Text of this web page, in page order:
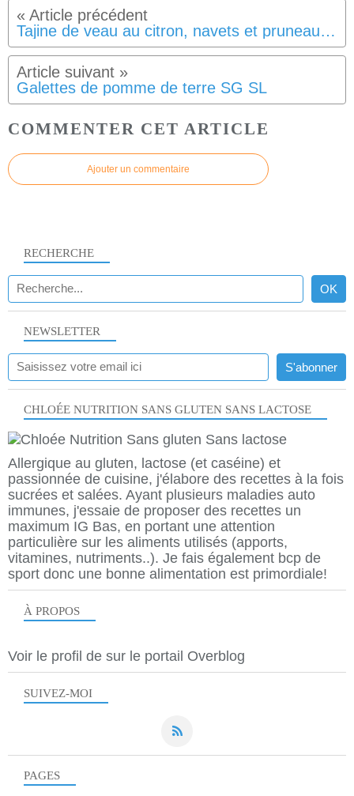
Tajine de veau au citron, navets et pruneaux SG SL
Galettes de pomme de terre SG SL
COMMENTER CET ARTICLE
Ajouter un commentaire
NEWSLETTER
SUIVEZ-MOI
RECHERCHE
CHLOÉE NUTRITION SANS GLUTEN SANS LACTOSE
Allergique au gluten, lactose (et caséine) et
passionnée de cuisine, j'élabore des recettes à la fois
sucrées et salées. Ayant plusieurs maladies auto
immunes, j'essaie de proposer des recettes un
maximum IG Bas, en portant une attention
particulière sur les aliments utilisés (apports,
vitamines, nutriments..). Je fais également bcp de
sport donc une bonne alimentation est primordiale!
À PROPOS
Voir le profil de sur le portail Overblog
PAGES